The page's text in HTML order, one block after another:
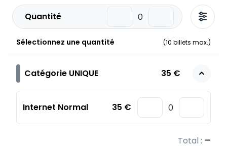
Quantité
Sélectionnez une quantité (10 billets max.)
Catégorie UNIQUE 35 €
Internet Normal 35 €
Total : –